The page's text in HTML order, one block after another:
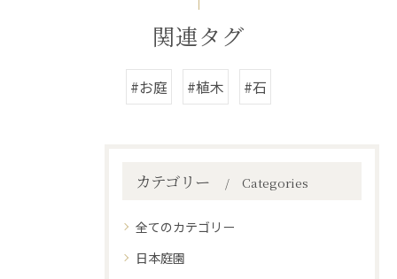
関連タグ
#お庭 #植木 #石
カテゴリー Categories
全てのカテゴリー
日本庭園